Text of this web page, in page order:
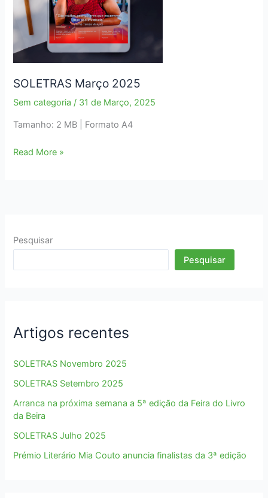
SOLETRAS Março 2025
Sem categoria / 31 de Março, 2025
Tamanho: 2 MB | Formato A4
SOLETRAS
Read More »
Pesquisar
Pesquisar
Artigos recentes
SOLETRAS Novembro 2025
SOLETRAS Setembro 2025
Arranca na próxima semana a 5ª edição da Feira do Livro
da Beira
SOLETRAS Julho 2025
Prémio Literário Mia Couto anuncia finalistas da 3ª edição